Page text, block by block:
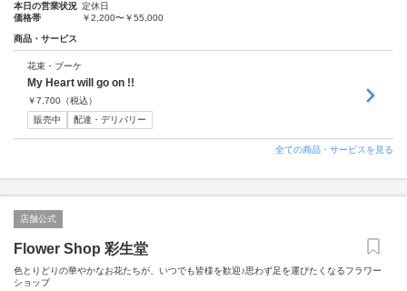
本日の営業状況 定休日
価格帯
￥2,200〜￥55,000
商品・サービス
花束・ブーケ
My Heart will go on !!
￥7,700 （税込）
販売中
配達・デリバリー
全ての商品・サービスを見る
店舗公式
Flower Shop 彩生堂
色とりどりの華やかなお花たちが、いつでも皆様を歓迎♪思わず足を運びたくなるフラワー
ショップ